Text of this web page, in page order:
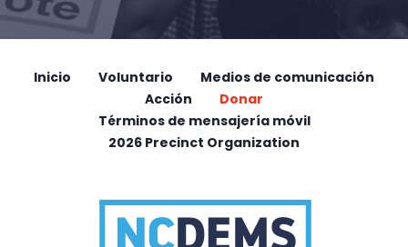
Inicio Voluntario
Medios de comunicación
Acción
Donar
Términos de mensajería móvil
2026 Precinct Organization